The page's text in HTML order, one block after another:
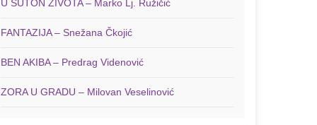
U SUTON ŽIVOTA – Marko Lj. Ružičić
FANTAZIJA – Snežana Čkojić
BEN AKIBA – Predrag Videnović
ZORA U GRADU – Milovan Veselinović